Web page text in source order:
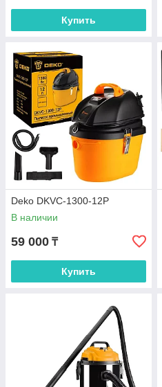
Купить
Deko DKVC-1300-12P
В наличии
59 000 ₸
Купить